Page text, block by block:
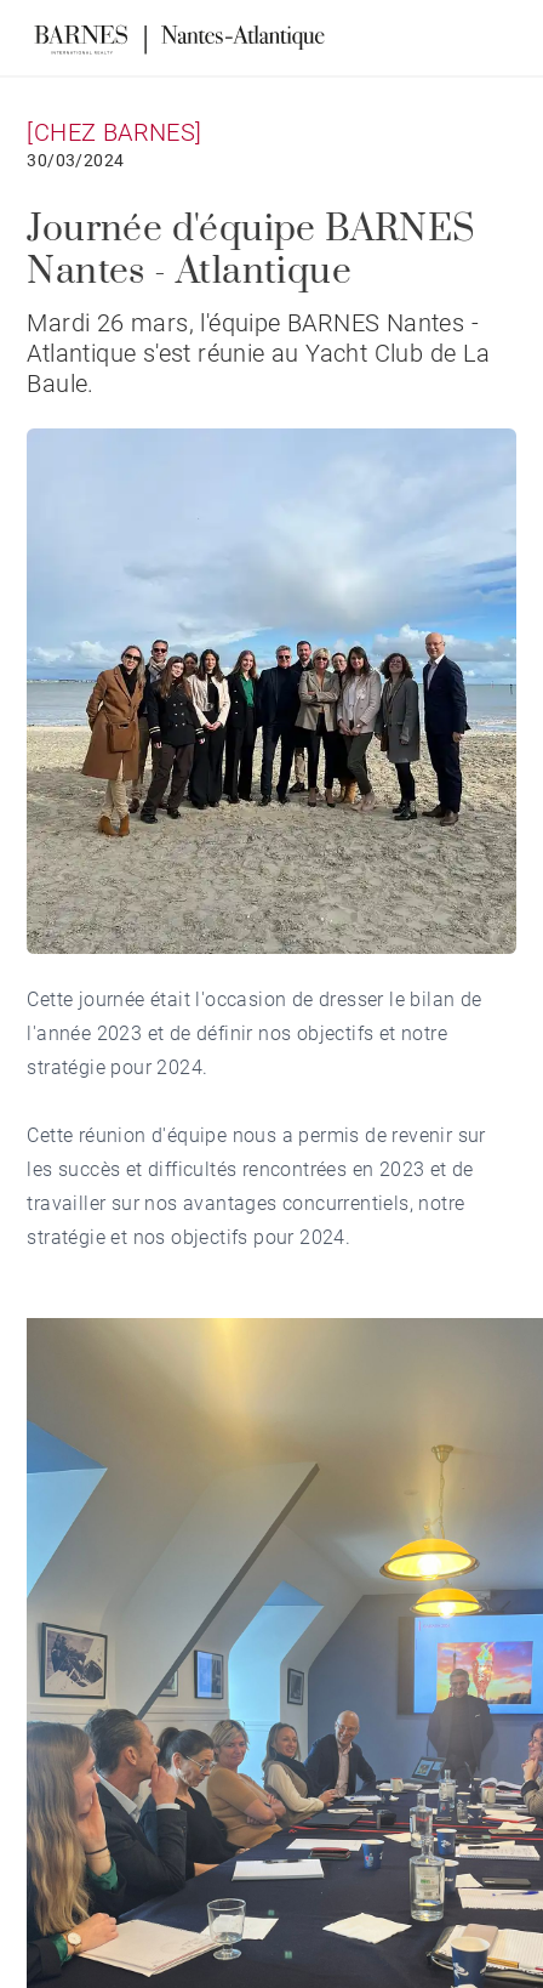
[CHEZ BARNES]
30/03/2024
Journée d'équipe BARNES
Nantes - Atlantique
Mardi 26 mars, l'équipe BARNES Nantes -
Atlantique s'est réunie au Yacht Club de La
Baule.
Cette journée était l'occasion de dresser le bilan de
l'année 2023 et de définir nos objectifs et notre
stratégie pour 2024.
Cette réunion d'équipe nous a permis de revenir sur
les succès et difficultés rencontrées en 2023 et de
travailler sur nos avantages concurrentiels, notre
stratégie et nos objectifs pour 2024.